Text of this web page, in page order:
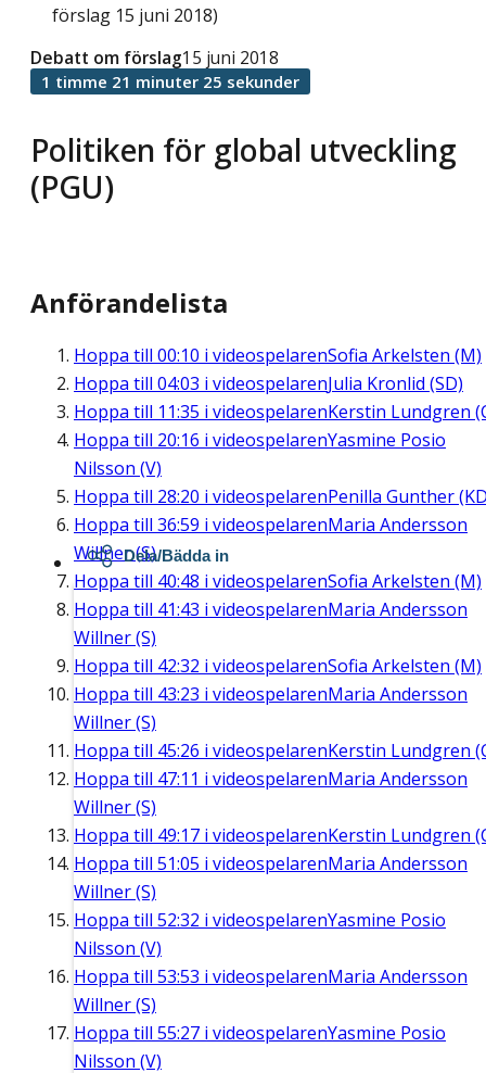
förslag 15 juni 2018)
Politiken för global utveckling
(PGU)
Debatt om förslag15 juni 2018
1 timme 21 minuter 25 sekunder
Anförandelista
Hoppa till 00:10 i videospelarenSofia Arkelsten (M)
Hoppa till 04:03 i videospelarenJulia Kronlid (SD)
Hoppa till 11:35 i videospelarenKerstin Lundgren
Hoppa till 20:16 i videospelarenYasmine Posio
Nilsson (V)
Hoppa till 28:20 i videospelarenPenilla Gunther
Hoppa till 36:59 i videospelarenMaria Andersson
Willner (S)
Hoppa till 40:48 i videospelarenSofia Arkelsten (M)
Hoppa till 41:43 i videospelarenMaria Andersson
Willner (S)
Hoppa till 42:32 i videospelarenSofia Arkelsten (M)
Hoppa till 43:23 i videospelarenMaria Andersson
Willner (S)
Hoppa till 45:26 i videospelarenKerstin Lundgren
Hoppa till 47:11 i videospelarenMaria Andersson
Willner (S)
Hoppa till 49:17 i videospelarenKerstin Lundgren
Hoppa till 51:05 i videospelarenMaria Andersson
Willner (S)
Hoppa till 52:32 i videospelarenYasmine Posio
Nilsson (V)
Hoppa till 53:53 i videospelarenMaria Andersson
Willner (S)
Hoppa till 55:27 i videospelarenYasmine Posio
Nilsson (V)
Dela/Bädda in